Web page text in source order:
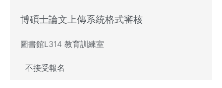
博碩士論文上傳系統格式審核
圖書館L314 教育訓練室
不接受報名